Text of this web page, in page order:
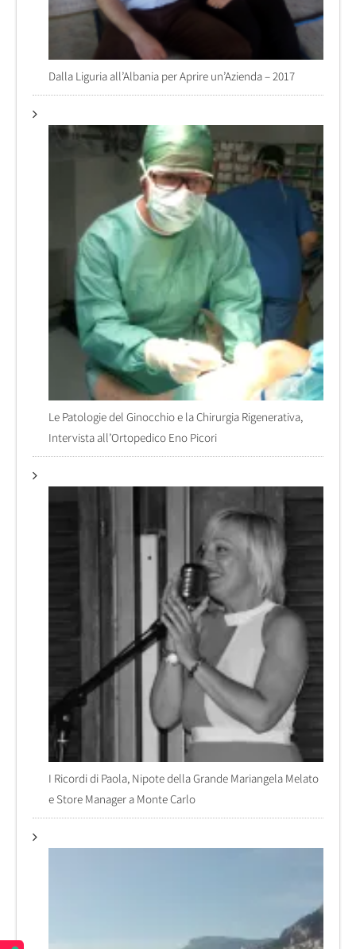
Dalla Liguria all’Albania per Aprire un’Azienda – 2017
Le Patologie del Ginocchio e la Chirurgia Rigenerativa,
Intervista all’Ortopedico Eno Picori
I Ricordi di Paola, Nipote della Grande Mariangela Melato
e Store Manager a Monte Carlo